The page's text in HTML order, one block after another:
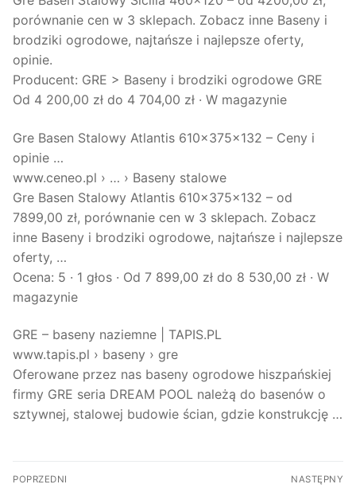
porównanie cen w 3 sklepach. Zobacz inne Baseny i
brodziki ogrodowe, najtańsze i najlepsze oferty,
opinie.
Producent: GRE > Baseny i brodziki ogrodowe GRE‎
Od 4 200,00 zł do 4 704,00 zł · ‎W magazynie
Gre Basen Stalowy Atlantis 610x375x132 – Ceny i
opinie …
www.ceneo.pl › … › Baseny stalowe
Gre Basen Stalowy Atlantis 610x375x132 – od
7899,00 zł, porównanie cen w 3 sklepach. Zobacz
inne Baseny i brodziki ogrodowe, najtańsze i najlepsze
oferty, …
Ocena: 5 · ‎1 głos · ‎Od 7 899,00 zł do 8 530,00 zł · ‎W
magazynie
GRE – baseny naziemne | TAPIS.PL
www.tapis.pl › baseny › gre
Oferowane przez nas baseny ogrodowe hiszpańskiej
firmy GRE seria DREAM POOL należą do basenów o
sztywnej, stalowej budowie ścian, gdzie konstrukcję …
Nawigacja
POPRZEDNI NASTĘPNY